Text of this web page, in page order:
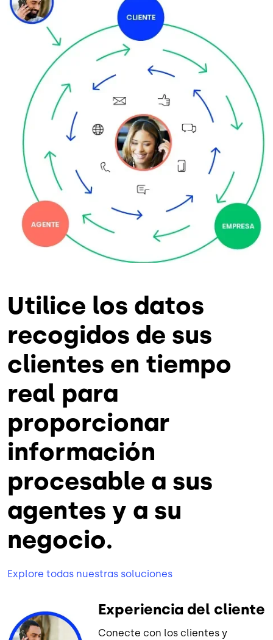
Utilice los datos
recogidos de sus
clientes en tiempo
real para
proporcionar
información
procesable a sus
agentes y a su
negocio.
Explore todas nuestras soluciones
Experiencia del cliente
Conecte con los clientes y